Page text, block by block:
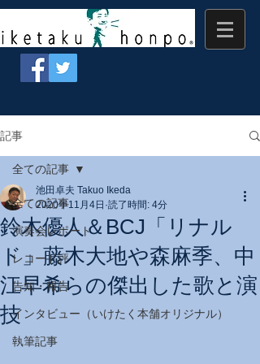
記事
全ての記事
演奏会レポート
レコード評
告知・報告
インタビュー（いけたく本舗オリジナル）
執筆記事
全ての記事
鈴木優人＆BCJ「リナル
ド」藤木大地や森麻季、中
江早希らの傑出した歌と演
技
池田卓夫 Takuo Ikeda
2020年11月4日 読了時間: 4分